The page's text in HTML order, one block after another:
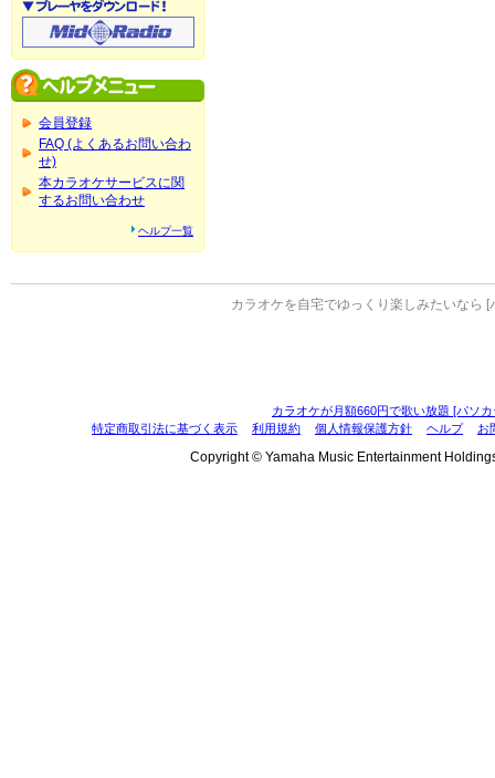
会員登録
FAQ (よくあるお問い合わ
せ)
本カラオケサービスに関
するお問い合わせ
ヘルプ一覧
カラオケを自宅でゆっくり楽しみたいなら [
カラオケが月額660円で歌い放題 [パソ
特定商取引法に基づく表示
利用規約 個人情報保護方針 ヘルプ お
Copyright © Yamaha Music Entertainment